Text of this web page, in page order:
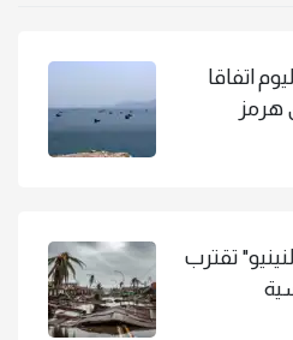
اتفاقا
هرمز
تقترب